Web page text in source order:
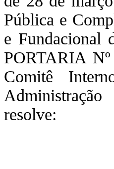
Pública e
e Fundacional
PORTARIA
Comitê
resolve: